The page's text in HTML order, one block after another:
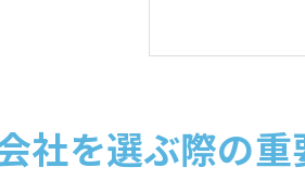
地域
警備
警備
地域密着
社を選ぶ際の